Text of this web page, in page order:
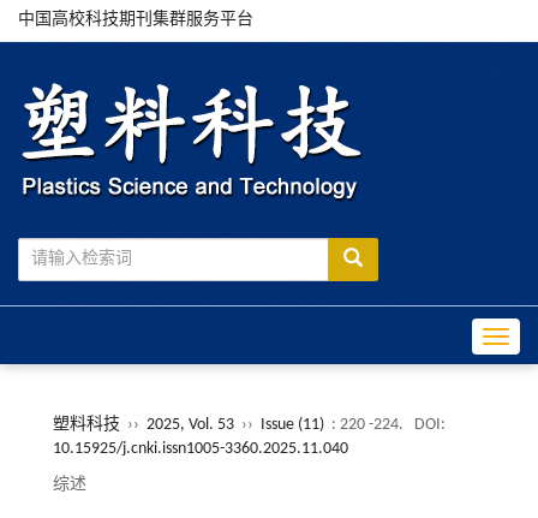
中国高校科技期刊集群服务平台
塑料科技 ›› 2025, Vol. 53 ›› Issue (11) : 220 -224.
DOI:
10.15925/j.cnki.issn1005-3360.2025.11.040
综述